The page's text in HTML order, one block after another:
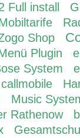
Full install
Shop
Plugin
System
callmobile
Music
Rathenow